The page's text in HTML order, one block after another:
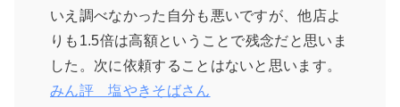
いえ調べなかった自分も悪いですが、他店よ
りも1.5倍は高額ということで残念だと思いま
した。次に依頼することはないと思います。
みん評 塩やきそばさん